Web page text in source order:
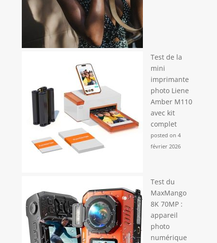
Test de la
mini
imprimante
photo Liene
Amber M110
avec kit
complet
posted on 4
février 2026
Test du
MaxMango
8K 70MP :
appareil
photo
numérique